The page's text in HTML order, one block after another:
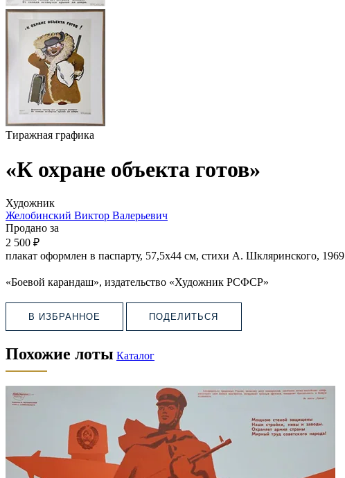
Тиражная графика
«К охране объекта готов»
Художник
Желобинский Виктор Валерьевич
Продано за
2 500 ₽
плакат оформлен в паспарту, 57,5х44 см, стихи А. Шкляринского, 1969
«Боевой карандаш», издательство «Художник РСФСР»
В ИЗБРАННОЕ ПОДЕЛИТЬСЯ
Похожие лоты Каталог